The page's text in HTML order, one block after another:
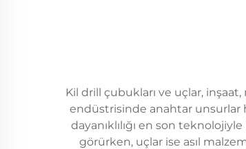
Kil drill çubukları ve uçlar,
endüstrisinde anahtar unsurlar
dayanıklılığı en son
görürken, uçlar ise asıl